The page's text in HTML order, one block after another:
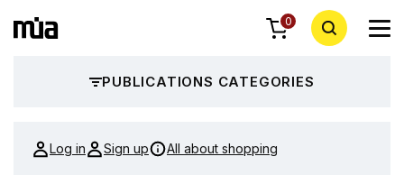
0
PUBLICATIONS CATEGORIES
Log in Sign up All about shopping